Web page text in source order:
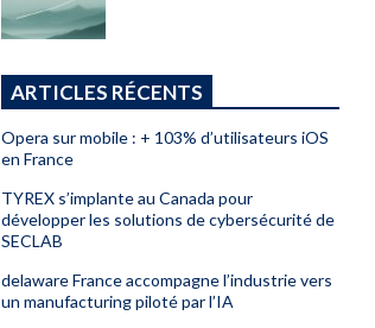
ARTICLES RÉCENTS
Opera sur mobile : + 103% d’utilisateurs iOS
en France
TYREX s’implante au Canada pour
développer les solutions de cybersécurité de
SECLAB
delaware France accompagne l’industrie vers
un manufacturing piloté par l’IA